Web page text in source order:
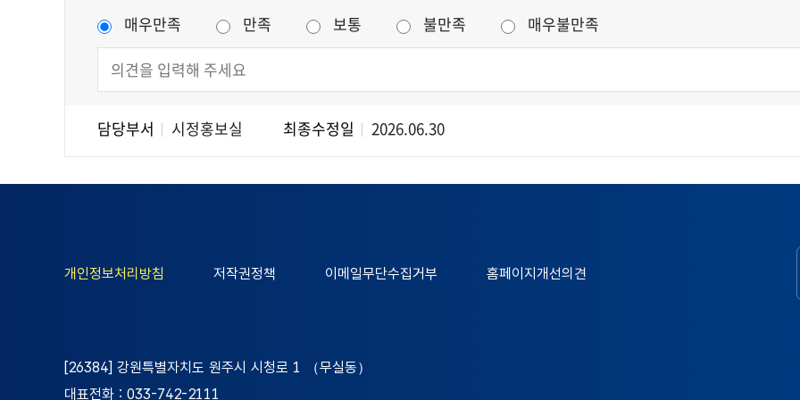
매우만족 만족 보통 불만족 매우불만족
담당부서 시정홍보실 최종수정일 2026.06.30
개인정보처리방침 저작권정책 이메일무단수집거부 홈페이지개선의견
[26384] 강원특별자치도 원주시 시청로 1 （무실동）
대표전화 : 033-742-2111